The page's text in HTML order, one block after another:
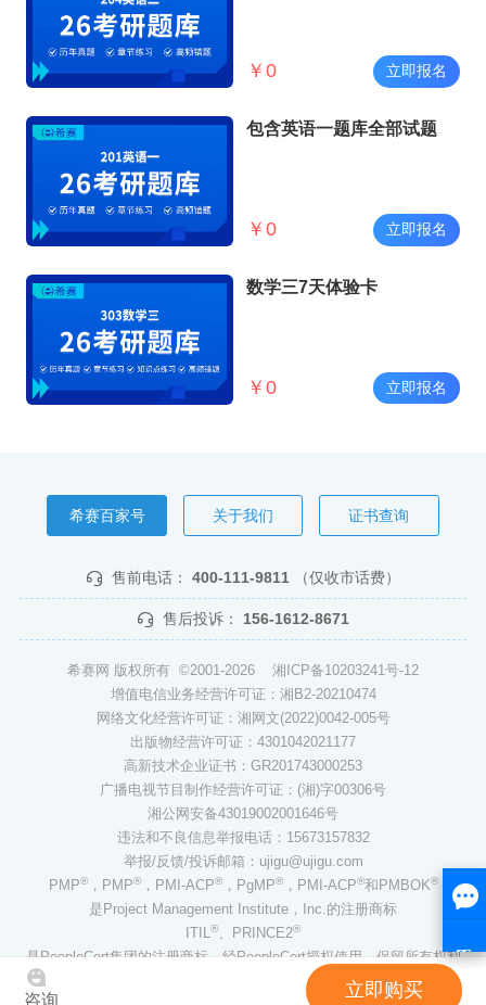
￥ 0 立即报名
包含英语一题库全部试题
￥ 0 立即报名
数学三7天体验卡
￥ 0 立即报名
咨询 立即购买
希赛百家号 关于我们 证书查询
售前电话： 400-111-9811 （仅收市话费）
售后投诉： 156-1612-8671
希赛网 版权所有 ©2001-2026 湘ICP备10203241号-12
增值电信业务经营许可证：湘B2-20210474
网络文化经营许可证：湘网文(2022)0042-005号
出版物经营许可证：4301042021177
高新技术企业证书：GR201743000253
广播电视节目制作经营许可证：(湘)字00306号
湘公网安备43019002001646号
违法和不良信息举报电话：15673157832
举报/反馈/投诉邮箱：ujigu@ujigu.com
PMP®，PMP®，PMI-ACP®，PgMP®，PMI-ACP®和PMBOK®
是Project Management Institute，Inc.的注册商标
ITIL®、PRINCE2®
是PeopleCert集团的注册商标，经PeopleCert授权使用，保留所有权利